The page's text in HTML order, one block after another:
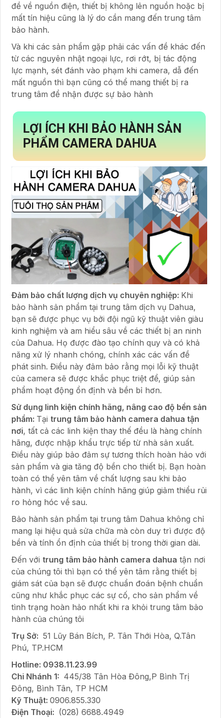
đề về nguồn điện, thiết bị không lên nguồn hoặc bị
mất tín hiệu cũng là lý do cần mang đến trung tâm
bảo hành.
Và khi các sản phẩm gặp phải các vấn đề khác đến
từ các nguyên nhật ngoại lực, rơi rớt, bị tác động
lực mạnh, sét đánh vào phạm khi camera, dẫ đến
mất nguồn thì bạn cũng có thể mang thiết bị ra
trung tâm để nhận được sự bảo hành
LỢI ÍCH KHI BẢO HÀNH SẢN
PHẨM CAMERA DAHUA
Đảm bảo chất lượng dịch vụ chuyên nghiệp: Khi
bảo hành sản phẩm tại trung tâm dịch vụ Dahua,
bạn sẽ được phục vụ bởi đội ngũ kỹ thuật viên giàu
kinh nghiệm và am hiểu sâu về các thiết bị an ninh
của Dahua. Họ được đào tạo chính quy và có khả
năng xử lý nhanh chóng, chính xác các vấn đề
phát sinh. Điều này đảm bảo rằng mọi lỗi kỹ thuật
của camera sẽ được khắc phục triệt để, giúp sản
phẩm hoạt động ổn định và bền bỉ hơn.
Sử dụng linh kiện chính hãng, nâng cao độ bền sản
phẩm: Tại trung tâm bảo hành camera dahua tận
nơi, tất cả các linh kiện thay thế đều là hàng chính
hãng, được nhập khẩu trực tiếp từ nhà sản xuất.
Điều này giúp bảo đảm sự tương thích hoàn hảo với
sản phẩm và gia tăng độ bền cho thiết bị. Bạn hoàn
toàn có thể yên tâm về chất lượng sau khi bảo
hành, vì các linh kiện chính hãng giúp giảm thiểu rủi
ro hỏng hóc về sau.
Bảo hành sản phẩm tại trung tâm Dahua không chỉ
mang lại hiệu quả sửa chữa mà còn duy trì được độ
bền và tính ổn định của thiết bị trong thời gian dài.
Đến với trung tâm bảo hành camera dahua tận nơi
của chúng tôi thì bạn có thể yên tâm rằng thiết bị
giám sát của bạn sẽ được chuẩn đoán bệnh chuẩn
cũng như khắc phục các sự cố, cho sản phẩm về
tình trạng hoàn hảo nhất khi ra khỏi trung tâm bảo
hành của chúng tôi
Trụ Sở: 51 Lũy Bán Bích, P. Tân Thới Hòa, Q.Tân
Phú, TP.HCM
Hotline: 0938.11.23.99
Chi Nhánh 1: 445/38 Tân Hòa Đông,P Bình Trị
Đông, Bình Tân, TP HCM
Kỹ Thuật: 0906.855.330
Điện Thoại: (028) 6688.4949